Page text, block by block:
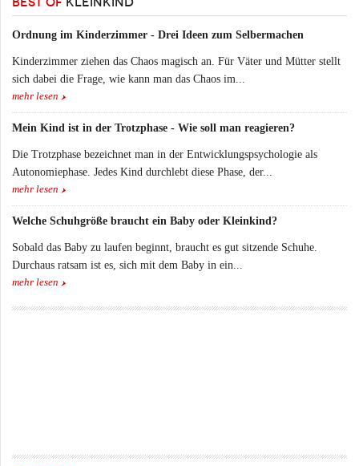
Ordnung im Kinderzimmer - Drei Ideen zum Selbermachen
Kinderzimmer ziehen das Chaos magisch an. Für Väter und Mütter stellt
sich dabei die Frage, wie kann man das Chaos im...
mehr lesen
Mein Kind ist in der Trotzphase - Wie soll man reagieren?
Die Trotzphase bezeichnet man in der Entwicklungspsychologie als
Autonomiephase. Jedes Kind durchlebt diese Phase, der...
mehr lesen
Welche Schuhgröße braucht ein Baby oder Kleinkind?
Sobald das Baby zu laufen beginnt, braucht es gut sitzende Schuhe.
Durchaus ratsam ist es, sich mit dem Baby in ein...
mehr lesen